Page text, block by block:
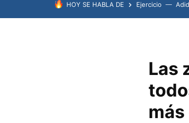
HOY SE HABLA DE Ejercicio
Las